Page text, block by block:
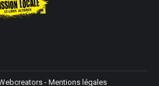
- Mentions légales